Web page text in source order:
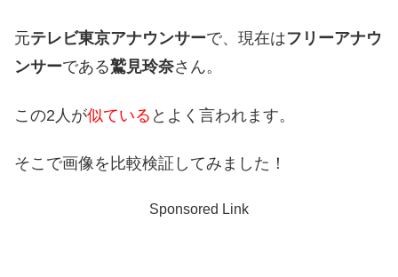
元テレビ東京アナウンサーで、現在はフリーアナウ
ンサーである鷲見玲奈さん。
この2人が似ている とよく言われます。
そこで画像を比較検証してみました！
Sponsored Link